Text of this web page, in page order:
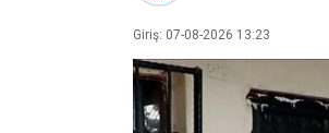
Giriş: 07-08-2026 13:23